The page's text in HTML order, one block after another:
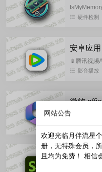
帮助用户检
硬件检测
📱腾讯视
供广泛的电
影音播放
Office
活，卸载的
Adobe
网站公告
欢迎光临月伴流星
册，无特殊会员，
且均为免费！ 相信